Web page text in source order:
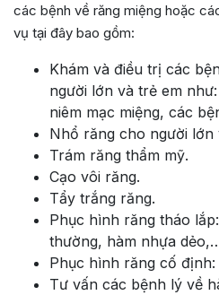
các bệnh về răng miệng hoặc
vụ tại đây bao gồm:
Khám và điều trị các
người lớn và trẻ em
niêm mạc miệng, các
Nhổ răng cho người lớn
Trám răng thẩm mỹ.
Cạo vôi răng.
Tẩy trắng răng.
Phục hình răng tháo
thường, hàm nhựa
Phục hình răng cố
Tư vấn các bệnh lý về